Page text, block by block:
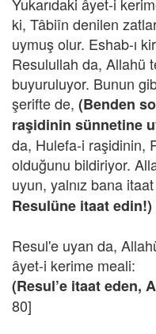
ki, Tâbiîn denilen
uymuş olur. Eshab-ı
Resulullah da, Allahü
buyuruluyor. Bunun
şerifte de, (Benden
raşidinin sünnetine
da, Hulefa-i raşidinin,
olduğunu bildiriyor.
uyun, yalnız bana
Resulüne itaat edin!)
Resul'e uyan da,
âyet-i kerime meali:
(Resul’e itaat eden,
80]